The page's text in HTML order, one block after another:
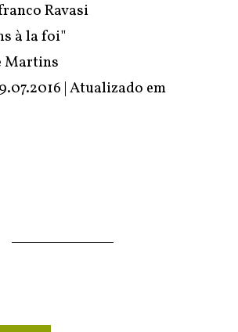
Ravasi
à la foi"
Martins
| Atualizado em